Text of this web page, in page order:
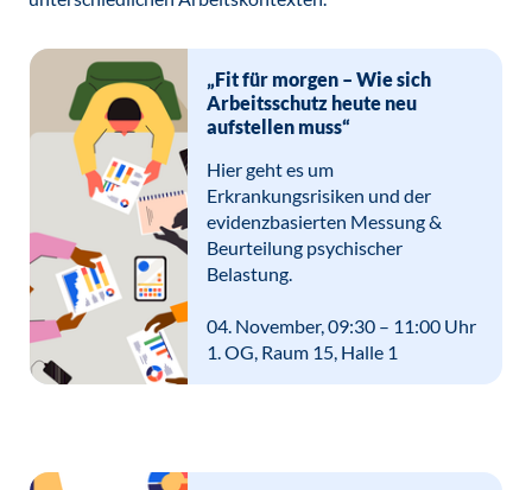
„Fit für morgen – Wie sich
Arbeitsschutz heute neu
aufstellen muss“
Hier geht es um
Erkrankungsrisiken und der
evidenzbasierten Messung &
Beurteilung psychischer
Belastung.
04. November, 09:30 – 11:00 Uhr
1. OG, Raum 15, Halle 1